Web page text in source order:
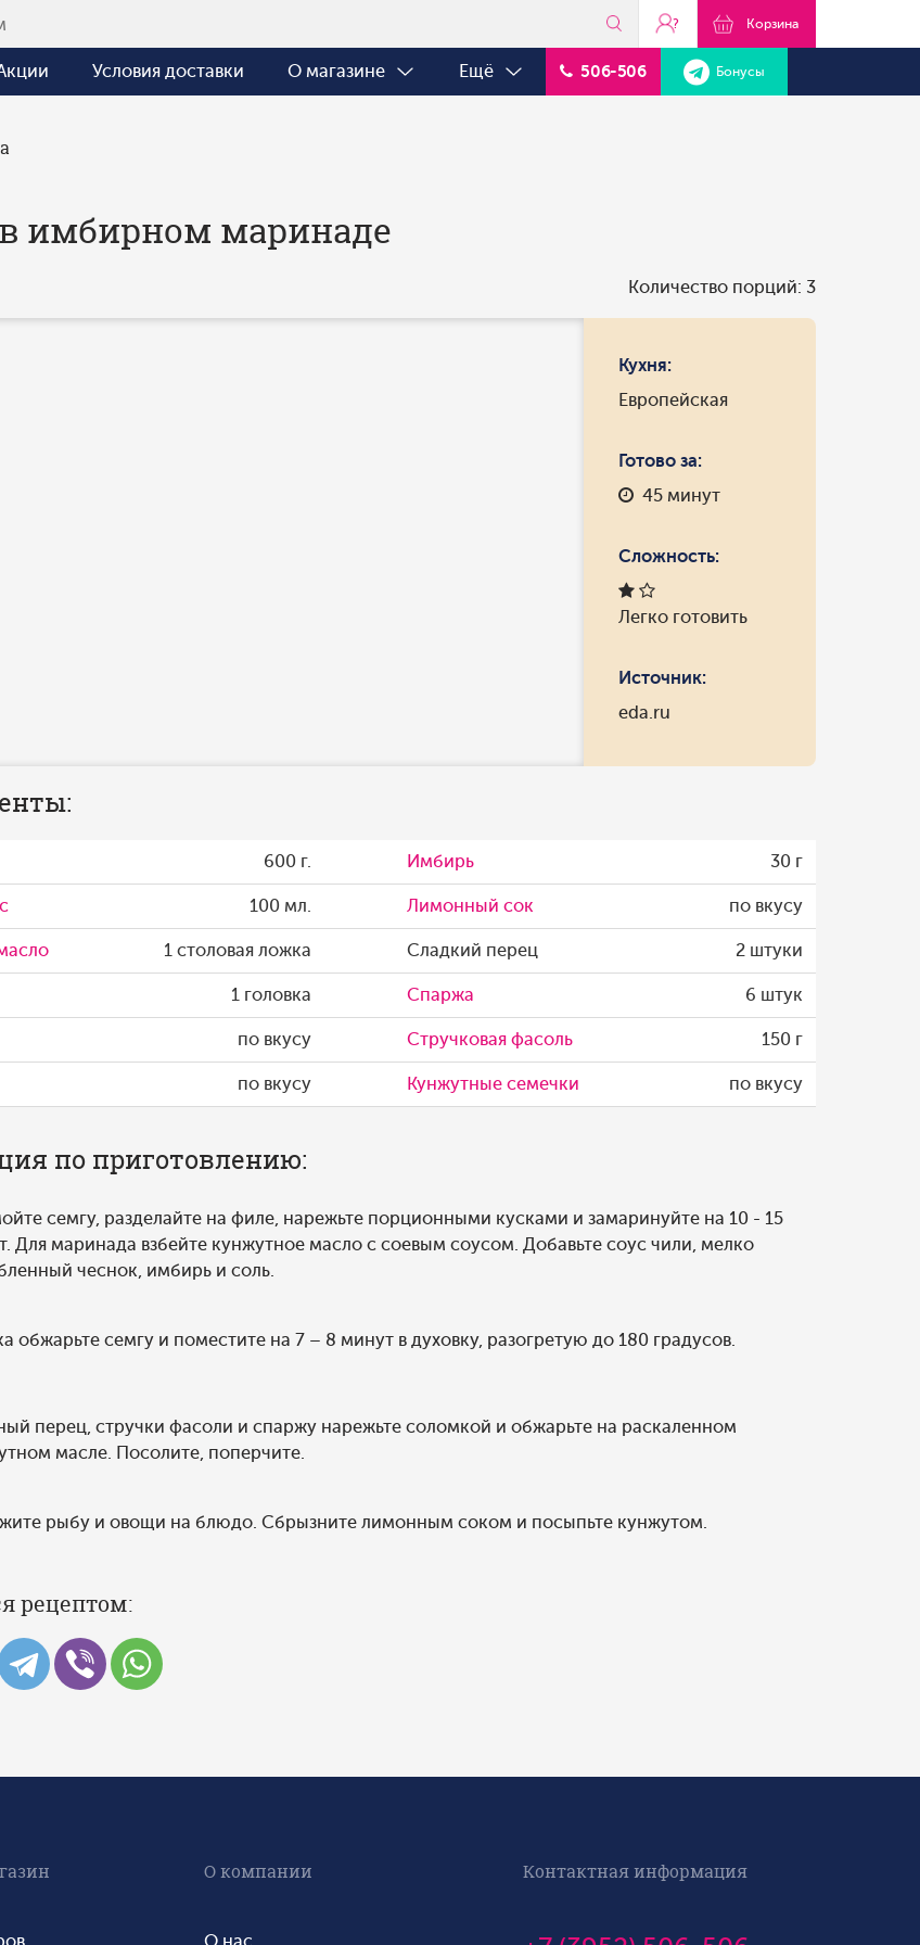
? Корзина
Условия доставки О магазине Ещё 506-506 Бонусы
имбирном маринаде
Количество порций: 3
Кухня:
Европейская
Готово за:
45 минут
Сложность:
Легко готовить
Источник:
eda.ru
600 г. Имбирь 30 г
100 мл. Лимонный сок по вкусу
1 столовая ложка Сладкий перец 2 штуки
1 головка Спаржа 6 штук
по вкусу Стручковая фасоль 150 г
по вкусу Кунжутные семечки по вкусу
по приготовлению:
семгу, разделайте на филе, нарежьте порционными кусками и замаринуйте на 10 - 15
Для маринада взбейте кунжутное масло с соевым соусом. Добавьте соус чили, мелко
чеснок, имбирь и соль.
обжарьте семгу и поместите на 7 – 8 минут в духовку, разогретую до 180 градусов.
перец, стручки фасоли и спаржу нарежьте соломкой и обжарьте на раскаленном
масле. Посолите, поперчите.
рыбу и овощи на блюдо. Сбрызните лимонным соком и посыпьте кунжутом.
рецептом:
О компании Контактная информация